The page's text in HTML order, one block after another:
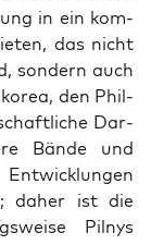
in ein kom­
das nicht
son­dern auch
den Phil­
Dar­
Bän­de und
daher ist die
Pil­nys